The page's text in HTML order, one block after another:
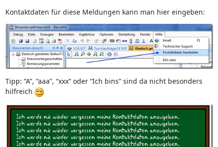
Kontaktdaten für diese Meldungen kann man hier eingeben:
Tipp: “A”, “aaa”, “xxx” oder “Ich bins” sind da nicht besonders
hilfreich